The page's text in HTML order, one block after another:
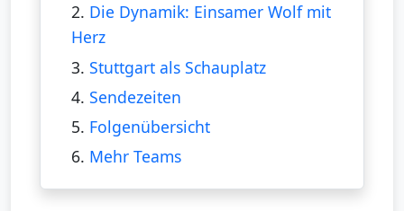
2. Die Dynamik: Einsamer Wolf mit
Herz
3. Stuttgart als Schauplatz
4. Sendezeiten
5. Folgenübersicht
6. Mehr Teams